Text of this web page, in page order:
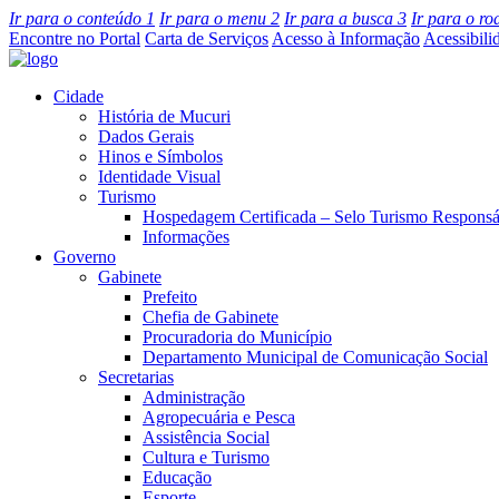
Ir para o conteúdo 1 Ir para o menu 2 Ir para a busca 3 Ir para o
Encontre no Portal Carta de Serviços Acesso à Informação
Cidade
História de Mucuri
Dados Gerais
Hinos e Símbolos
Identidade Visual
Turismo
Hospedagem Certificada – Selo Turismo
Informações
Governo
Gabinete
Prefeito
Chefia de Gabinete
Procuradoria do Município
Departamento Municipal de Comunicação Social
Secretarias
Administração
Agropecuária e Pesca
Assistência Social
Cultura e Turismo
Educação